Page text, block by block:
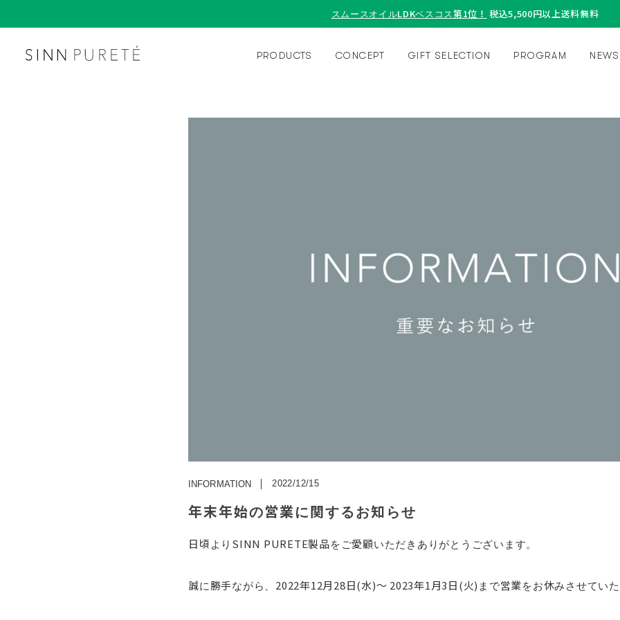
スムースオイルLDKベスコス第1位！ 税込5,500円以上送料無料
PRODUCTS CONCEPT GIFT SELECTION PROGRAM NEWS
年末年始の営業に関するお知らせ
INFORMATION 2022/12/15
日頃よりSINN PURETE製品をご愛顧いただきありがとうございます。
誠に勝手ながら、 2022年12月28日(水)～ 2023年1月3日(火) まで営業をお休みさせてい